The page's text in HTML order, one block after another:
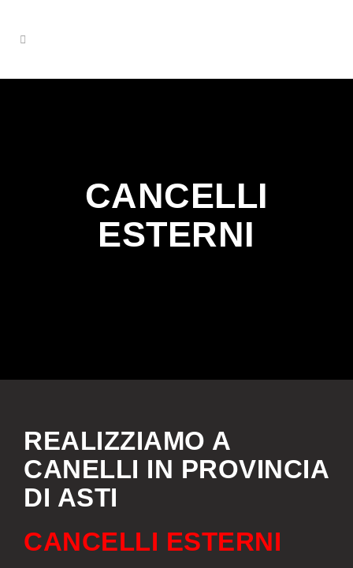
CANCELLI
ESTERNI
REALIZZIAMO A
CANELLI IN PROVINCIA
DI ASTI
CANCELLI ESTERNI